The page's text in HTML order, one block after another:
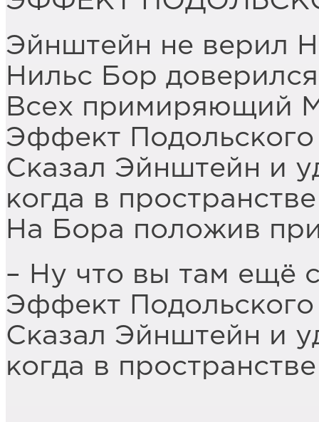
Эйнштейн не верил
Нильс Бор
Всех примиряющий
Эффект Подольского
Сказал Эйнштейн и
когда в
На Бора положив
– Ну что вы там ещё
Эффект Подольского
Сказал Эйнштейн и
когда в